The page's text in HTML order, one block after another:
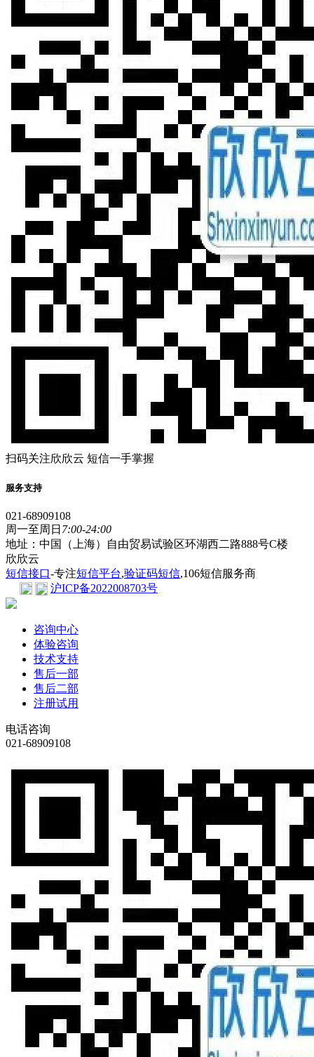
扫码关注欣欣云 短信一手掌握
服务支持
021-68909108
周一至周日 7:00-24:00
地址：中国（上海）自由贸易试验区环湖西二路888号C楼
欣欣云
短信接口-专注短信平台,验证码短信,106短信服务商
沪ICP备2022008703号
咨询中心
体验咨询
技术支持
售后一部
售后二部
注册试用
电话咨询
021-68909108